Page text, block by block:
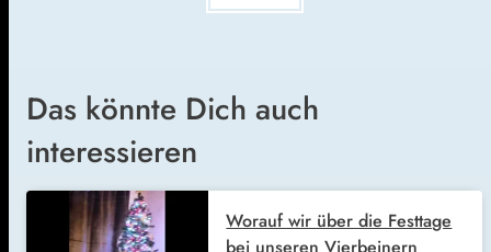
Das könnte Dich auch
interessieren
Worauf wir über die Festtage
bei unseren Vierbeinern